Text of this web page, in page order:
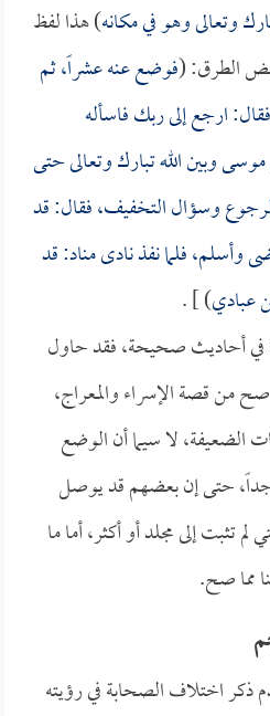
وتعالى وهو في مكانه) هذا لفظ
الطرق: (فوضع عنه عشراً، ثم
ارجع إلى ربك فاسأله
وبين الله تبارك وتعالى حتى
وسؤال التخفيف، فقال: قد
فلما نفذ نادى مناد: قد
) ] .
في أحاديث صحيحة، فقد حاول
من قصة الإسراء والمعراج،
الضعيفة، لا سيما أن الوضع
جداً، حتى إن بعضهم قد يوصل
تثبت إلى مجلد أو أكثر، أما ما
مما صح.
ذكر اختلاف الصحابة في رؤيته